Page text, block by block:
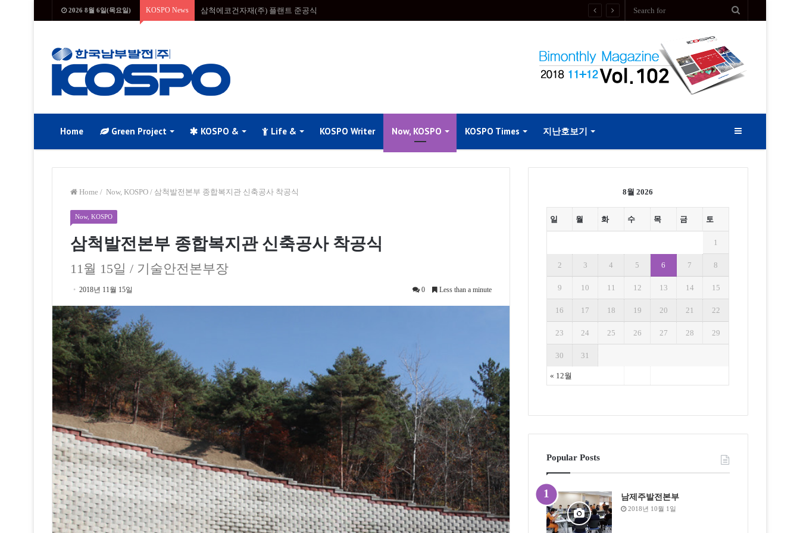
2026 8월 6일(목요일) KOSPO News 삼척에코건자재(주) 플랜트 준공식
Home Green Project KOSPO & Life & KOSPO Writer Now, KOSPO KOSPO Times 지난호보기 Sidebar
Home / Now, KOSPO / 삼척발전본부 종합복지관 신축공사 착공식
Now, KOSPO
삼척발전본부 종합복지관 신축공사 착공식
11월 15일 / 기술안전본부장
2018년 11월 15일 0 Less than a minute
8월 2026
일 월 화 수 목 금 토
« 12월
1
2 3 4 5 6 7 8
9 10 11 12 13 14 15
16 17 18 19 20 21 22
23 24 25 26 27 28 29
30 31
Popular Posts
남제주발전본부
2018년 10월 1일